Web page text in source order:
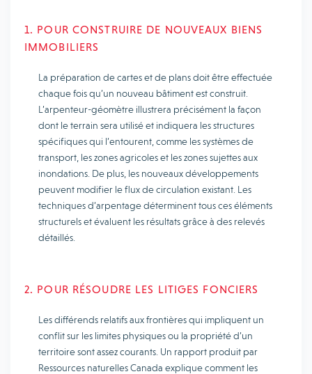
1. POUR CONSTRUIRE DE NOUVEAUX BIENS
IMMOBILIERS
La préparation de cartes et de plans doit être effectuée
chaque fois qu’un nouveau bâtiment est construit.
L’arpenteur-géomètre illustrera précisément la façon
dont le terrain sera utilisé et indiquera les structures
spécifiques qui l’entourent, comme les systèmes de
transport, les zones agricoles et les zones sujettes aux
inondations. De plus, les nouveaux développements
peuvent modifier le flux de circulation existant. Les
techniques d’arpentage déterminent tous ces éléments
structurels et évaluent les résultats grâce à des relevés
détaillés.
2. POUR RÉSOUDRE LES LITIGES FONCIERS
Les différends relatifs aux frontières qui impliquent un
conflit sur les limites physiques ou la propriété d’un
territoire sont assez courants. Un rapport produit par
Ressources naturelles Canada explique comment les